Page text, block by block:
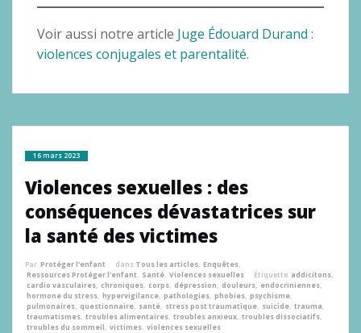
Voir aussi notre article Juge Édouard Durand :
violences conjugales et parentalité.
16 mars 2023
Violences sexuelles : des
conséquences dévastatrices sur
la santé des victimes
Par Protéger l'enfant dans Tous les articles, Enquêtes,
Ressources Protéger l'enfant, Santé, Violences sexuelles Étiquette addicitons,
cardio vasculaires, chroniques, corps, dépression, douleurs, endocriniennes,
hormone du stress, hypervigilance, pathologies, phobies, psychisme,
pulmonaires, questionnaire, santé, stress post traumatique, suicide, trauma,
traumatismes, troubles alimentaires, troubles anxieux, troubles dissociatifs,
troubles du sommeil, victimes, violences sexuelles